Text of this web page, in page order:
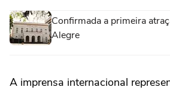
Confirmada a primeira
Alegre
A imprensa internacional